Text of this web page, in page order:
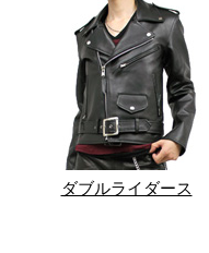
ダブルライダース